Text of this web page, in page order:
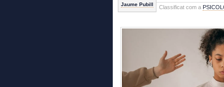
Jaume Pubill Classificat com a